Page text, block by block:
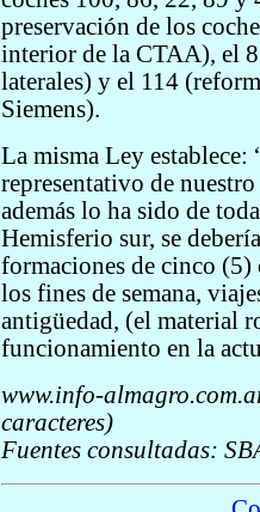
preservación de los
interior de la CTAA), el
laterales) y el 114
Siemens).
La misma Ley
representativo de
además lo ha sido de
Hemisferio sur, se
formaciones de cinco (5)
los fines de semana,
antigüedad, (el material
funcionamiento en la
www.info-
caracteres)
Fuentes consultadas: